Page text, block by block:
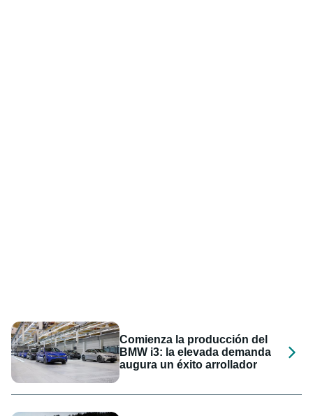
Comienza la producción del
BMW i3: la elevada demanda
augura un éxito arrollador